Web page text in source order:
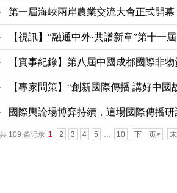
第一屆海峽兩岸農業交流大會正式開幕
【視訊】“融通中外·共譜新章”第十一屆
【實事紀錄】第八屆中國成都國際非物
文
【專家問策】“創新國際傳播 講好中國
國際輿論場博弈持續，這場國際傳播研
會
共 109 条记录 1 2 3 4 5 … 10 下一页>